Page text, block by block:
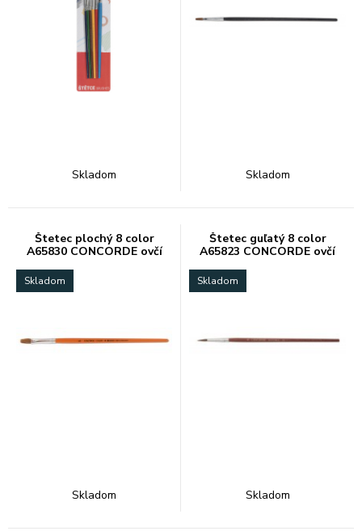
Skladom Skladom
Štetec plochý 8 color
A65830 CONCORDE ovčí
Skladom
Skladom
Štetec guľatý 8 color
A65823 CONCORDE ovčí
Skladom
Skladom